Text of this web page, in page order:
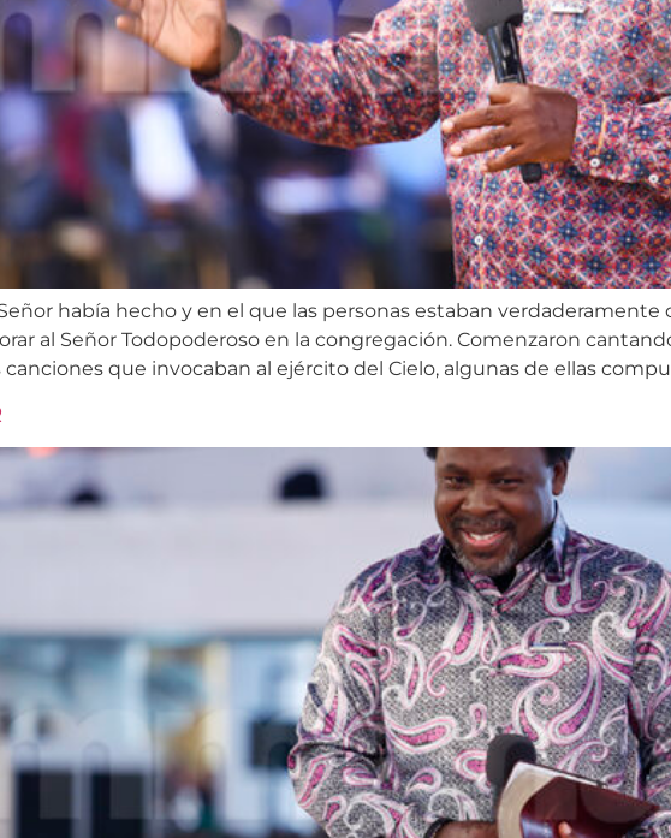
había hecho y en el que las personas estaban
al Señor Todopoderoso en la congregación. Comenzaron
que invocaban al ejército del Cielo, algunas de ellas